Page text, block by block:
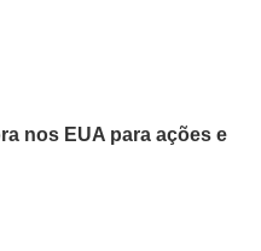
nos EUA para ações e